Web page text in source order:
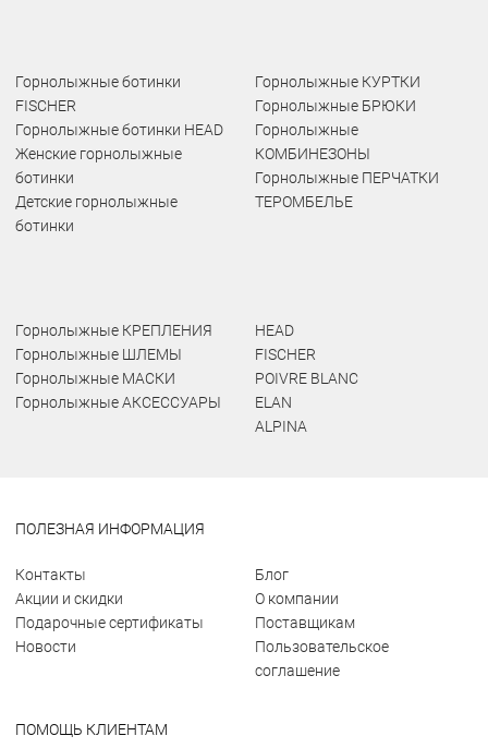
Горнолыжные ботинки
FISCHER
Горнолыжные ботинки HEAD
Женские горнолыжные
ботинки
Детские горнолыжные
ботинки
Горнолыжные КУРТКИ
Горнолыжные БРЮКИ
Горнолыжные
КОМБИНЕЗОНЫ
Горнолыжные ПЕРЧАТКИ
ТЕРОМБЕЛЬЕ
Горнолыжные КРЕПЛЕНИЯ
Горнолыжные ШЛЕМЫ
Горнолыжные МАСКИ
Горнолыжные АКСЕССУАРЫ
HEAD
FISCHER
POIVRE BLANC
ELAN
ALPINA
ПОЛЕЗНАЯ ИНФОРМАЦИЯ
Контакты
Акции и скидки
Подарочные сертификаты
Новости
Блог
О компании
Поставщикам
Пользовательское
соглашение
ПОМОЩЬ КЛИЕНТАМ